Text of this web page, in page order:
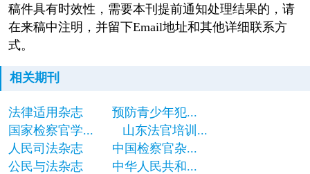
稿件具有时效性，需要本刊提前通知处理结果的，请
在来稿中注明，并留下Email地址和其他详细联系方
式。
相关期刊
法律适用杂志
预防青少年犯...
国家检察官学...
山东法官培训...
人民司法杂志
中国检察官杂...
公民与法杂志
中华人民共和...